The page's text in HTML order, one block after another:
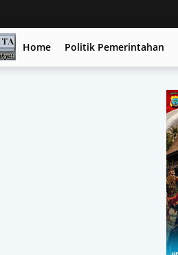
Home Politik Pemerintahan